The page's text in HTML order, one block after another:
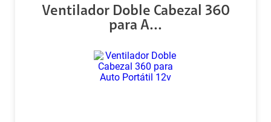
Ventilador Doble Cabezal 360
para A...